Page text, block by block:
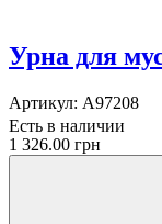
Урна для
Артикул: A97208
Есть в наличии
1 326.00 грн